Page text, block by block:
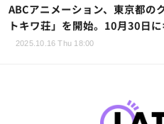
ABCアニメーション、東京都の
トキワ荘」を開始。10月30日
2025.10.16 Thu 18:00